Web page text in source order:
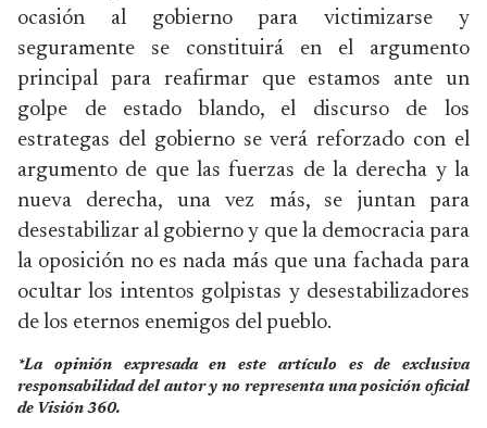
ocasión al gobierno para victimizarse y
seguramente se constituirá en el argumento
principal para reafirmar que estamos ante un
golpe de estado blando, el discurso de los
estrategas del gobierno se verá reforzado con el
argumento de que las fuerzas de la derecha y la
nueva derecha, una vez más, se juntan para
desestabilizar al gobierno y que la democracia para
la oposición no es nada más que una fachada para
ocultar los intentos golpistas y desestabilizadores
de los eternos enemigos del pueblo.
*La opinión expresada en este artículo es de exclusiva
responsabilidad del autor y no representa una posición oficial
de Visión 360.